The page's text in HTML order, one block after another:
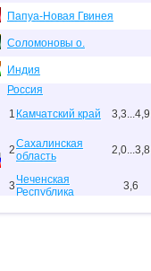
Папуа-Новая Гвинея
Соломоновы о.
Индия
Россия
1 Камчатский край 3,3...4,9
2Сахалинская
область
2,0...3,8
3 Чеченская
Республика
3,6
Республика